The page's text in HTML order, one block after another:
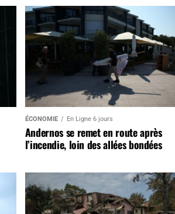
ÉCONOMIE En Ligne 6 jours
Andernos se remet en route après
l’incendie, loin des allées bondées